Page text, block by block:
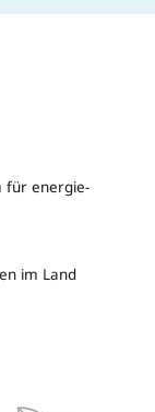
für energie­
im Land